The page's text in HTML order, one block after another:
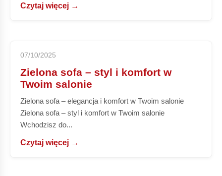
Czytaj więcej →
07/10/2025
Zielona sofa – styl i komfort w
Twoim salonie
Zielona sofa – elegancja i komfort w Twoim salonie
Zielona sofa – styl i komfort w Twoim salonie
Wchodzisz do...
Czytaj więcej →